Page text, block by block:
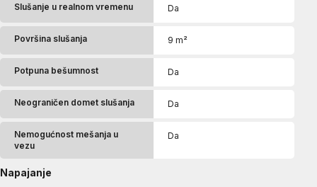
Slušanje u realnom vremenu Da
Površina slušanja 9 m²
Potpuna bešumnost Da
Neograničen domet slušanja Da
Nemogućnost mešanja u
vezu
Da
Napajanje